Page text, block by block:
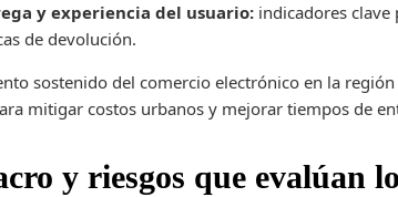
y experiencia del usuario: indicadores
de devolución.
sostenido del comercio electrónico en la
mitigar costos urbanos y mejorar tiempos de
y riesgos que evalúan